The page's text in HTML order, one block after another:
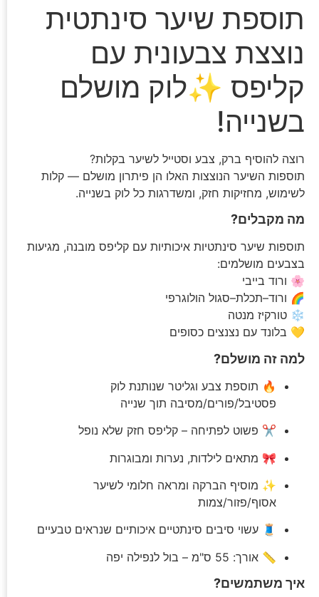
תוספת שיער סינתטית
נוצצת צבעונית עם
קליפס ✨לוק מושלם
בשנייה!
רוצה להוסיף ברק, צבע וסטייל לשיער בקלות?
תוספות השיער הנוצצות האלו הן פיתרון מושלם — קלות
לשימוש, מחזיקות חזק, ומשדרגות כל לוק בשנייה.
מה מקבלים?
תוספות שיער סינתטיות איכותיות עם קליפס מובנה, מגיעות
בצבעים מושלמים:
🌸 ורוד בייבי
🌈 ורוד–תכלת–סגול הולוגרפי
❄️ טורקיז מנטה
💛 בלונד עם נצנצים כסופים
למה זה מושלם?
🔥 תוספת צבע וגליטר שנותנת לוק
פסטיבל/פורים/מסיבה תוך שנייה
✂️ פשוט לפתיחה – קליפס חזק שלא נופל
🎀 מתאים לילדות, נערות ומבוגרות
✨ מוסיף הברקה ומראה חלומי לשיער
אסוף/פזור/צמות
🧵 עשוי סיבים סינתטיים איכותיים שנראים טבעיים
📏 אורך: 55 ס"מ – בול לנפילה יפה
איך משתמשים?